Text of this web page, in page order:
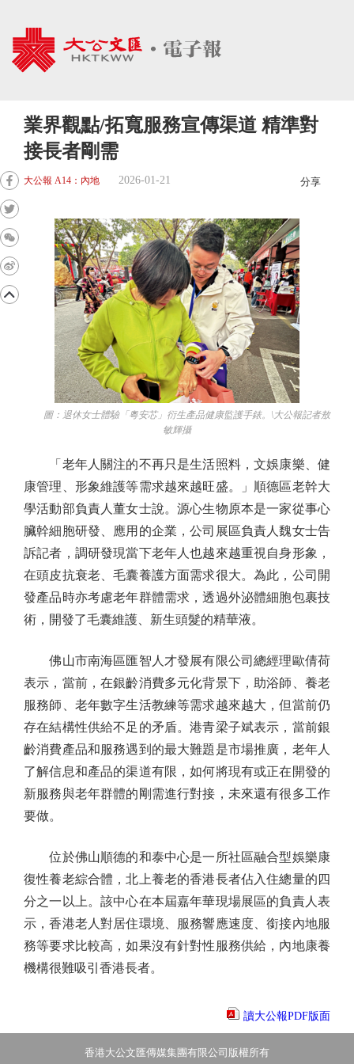
業界觀點/拓寬服務宣傳渠道 精準對
接長者剛需
大公報 A14：內地 2026-01-21 分享
圖：退休女士體驗「粵安芯」衍生產品健康監護手錶。\大公報記者敖
敏輝攝
「老年人關注的不再只是生活照料，文娛康樂、健
康管理、形象維護等需求越來越旺盛。」順德區老幹大
學活動部負責人董女士說。源心生物原本是一家從事心
臟幹細胞研發、應用的企業，公司展區負責人魏女士告
訴記者，調研發現當下老年人也越來越重視自身形象，
在頭皮抗衰老、毛囊養護方面需求很大。為此，公司開
發產品時亦考慮老年群體需求，透過外泌體細胞包裹技
術，開發了毛囊維護、新生頭髮的精華液。
佛山市南海區匯智人才發展有限公司總經理歐倩荷
表示，當前，在銀齡消費多元化背景下，助浴師、養老
服務師、老年數字生活教練等需求越來越大，但當前仍
存在結構性供給不足的矛盾。港青梁子斌表示，當前銀
齡消費產品和服務遇到的最大難題是市場推廣，老年人
了解信息和產品的渠道有限，如何將現有或正在開發的
新服務與老年群體的剛需進行對接，未來還有很多工作
要做。
位於佛山順德的和泰中心是一所社區融合型娛樂康
復性養老綜合體，北上養老的香港長者佔入住總量的四
分之一以上。該中心在本屆嘉年華現場展區的負責人表
示，香港老人對居住環境、服務響應速度、銜接內地服
務等要求比較高，如果沒有針對性服務供給，內地康養
機構很難吸引香港長者。
讀大公報PDF版面
香港大公文匯傳媒集團有限公司版權所有